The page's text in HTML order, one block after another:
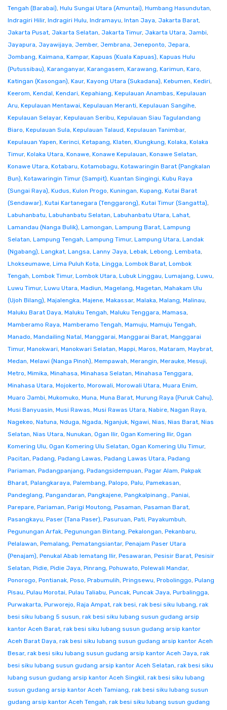
Tengah (Barabai), Hulu Sungai Utara (Amuntai), Humbang Hasundutan,
Indragiri Hilir, Indragiri Hulu, Indramayu, Intan Jaya, Jakarta Barat,
Jakarta Pusat, Jakarta Selatan, Jakarta Timur, Jakarta Utara, Jambi,
Jayapura, Jayawijaya, Jember, Jembrana, Jeneponto, Jepara,
Jombang, Kaimana, Kampar, Kapuas (Kuala Kapuas), Kapuas Hulu
(Putussibau), Karanganyar, Karangasem, Karawang, Karimun, Karo,
Katingan (Kasongan), Kaur, Kayong Utara (Sukadana), Kebumen, Kediri,
Keerom, Kendal, Kendari, Kepahiang, Kepulauan Anambas, Kepulauan
Aru, Kepulauan Mentawai, Kepulauan Meranti, Kepulauan Sangihe,
Kepulauan Selayar, Kepulauan Seribu, Kepulauan Siau Tagulandang
Biaro, Kepulauan Sula, Kepulauan Talaud, Kepulauan Tanimbar,
Kepulauan Yapen, Kerinci, Ketapang, Klaten, Klungkung, Kolaka, Kolaka
Timur, Kolaka Utara, Konawe, Konawe Kepulauan, Konawe Selatan,
Konawe Utara, Kotabaru, Kotamobagu, Kotawaringin Barat (Pangkalan
Bun), Kotawaringin Timur (Sampit), Kuantan Singingi, Kubu Raya
(Sungai Raya), Kudus, Kulon Progo, Kuningan, Kupang, Kutai Barat
(Sendawar), Kutai Kartanegara (Tenggarong), Kutai Timur (Sangatta),
Labuhanbatu, Labuhanbatu Selatan, Labuhanbatu Utara, Lahat,
Lamandau (Nanga Bulik), Lamongan, Lampung Barat, Lampung
Selatan, Lampung Tengah, Lampung Timur, Lampung Utara, Landak
(Ngabang), Langkat, Langsa, Lanny Jaya, Lebak, Lebong, Lembata,
Lhokseumawe, Lima Puluh Kota, Lingga, Lombok Barat, Lombok
Tengah, Lombok Timur, Lombok Utara, Lubuk Linggau, Lumajang, Luwu,
Luwu Timur, Luwu Utara, Madiun, Magelang, Magetan, Mahakam Ulu
(Ujoh Bilang), Majalengka, Majene, Makassar, Malaka, Malang, Malinau,
Maluku Barat Daya, Maluku Tengah, Maluku Tenggara, Mamasa,
Mamberamo Raya, Mamberamo Tengah, Mamuju, Mamuju Tengah,
Manado, Mandailing Natal, Manggarai, Manggarai Barat, Manggarai
Timur, Manokwari, Manokwari Selatan, Mappi, Maros, Mataram, Maybrat,
Medan, Melawi (Nanga Pinoh), Mempawah, Merangin, Merauke, Mesuji,
Metro, Mimika, Minahasa, Minahasa Selatan, Minahasa Tenggara,
Minahasa Utara, Mojokerto, Morowali, Morowali Utara, Muara Enim,
Muaro Jambi, Mukomuko, Muna, Muna Barat, Murung Raya (Puruk Cahu),
Musi Banyuasin, Musi Rawas, Musi Rawas Utara, Nabire, Nagan Raya,
Nagekeo, Natuna, Nduga, Ngada, Nganjuk, Ngawi, Nias, Nias Barat, Nias
Selatan, Nias Utara, Nunukan, Ogan Ilir, Ogan Komering Ilir, Ogan
Komering Ulu, Ogan Komering Ulu Selatan, Ogan Komering Ulu Timur,
Pacitan, Padang, Padang Lawas, Padang Lawas Utara, Padang
Pariaman, Padangpanjang, Padangsidempuan, Pagar Alam, Pakpak
Bharat, Palangkaraya, Palembang, Palopo, Palu, Pamekasan,
Pandeglang, Pangandaran, Pangkajene, Pangkalpinang., Paniai,
Parepare, Pariaman, Parigi Moutong, Pasaman, Pasaman Barat,
Pasangkayu, Paser (Tana Paser), Pasuruan, Pati, Payakumbuh,
Pegunungan Arfak, Pegunungan Bintang, Pekalongan, Pekanbaru,
Pelalawan, Pemalang, Pematangsiantar, Penajam Paser Utara
(Penajam), Penukal Abab lematang Ilir, Pesawaran, Pesisir Barat, Pesisir
Selatan, Pidie, Pidie Jaya, Pinrang, Pohuwato, Polewali Mandar,
Ponorogo, Pontianak, Poso, Prabumulih, Pringsewu, Probolinggo, Pulang
Pisau, Pulau Morotai, Pulau Taliabu, Puncak, Puncak Jaya, Purbalingga,
Purwakarta, Purworejo, Raja Ampat, rak besi, rak besi siku lubang, rak
besi siku lubang 5 susun, rak besi siku lubang susun gudang arsip
kantor Aceh Barat, rak besi siku lubang susun gudang arsip kantor
Aceh Barat Daya, rak besi siku lubang susun gudang arsip kantor Aceh
Besar, rak besi siku lubang susun gudang arsip kantor Aceh Jaya, rak
besi siku lubang susun gudang arsip kantor Aceh Selatan, rak besi siku
lubang susun gudang arsip kantor Aceh Singkil, rak besi siku lubang
susun gudang arsip kantor Aceh Tamiang, rak besi siku lubang susun
gudang arsip kantor Aceh Tengah, rak besi siku lubang susun gudang